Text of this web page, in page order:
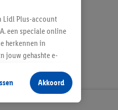
Lidl Plus-account
een speciale online
herkennen in
jouw gehashte e-
producten waarin je
te plaatsen
Akkoord